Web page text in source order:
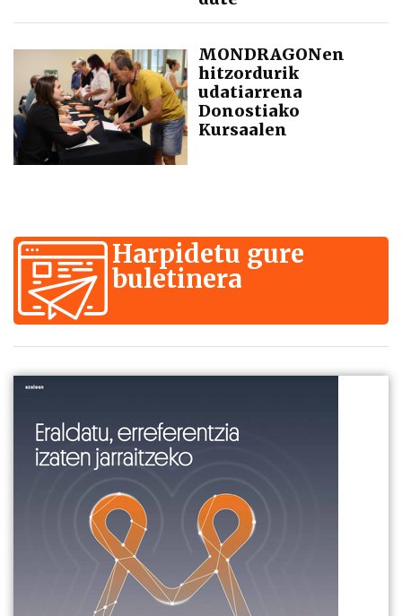
MONDRAGONen
hitzordurik
udatiarrena
Donostiako
Kursaalen
Harpidetu gure
buletinera